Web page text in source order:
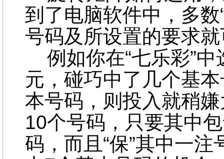
到了电脑软件中，多
号码及所设置的要求
例如你在“七乐彩”中
元，碰巧中了几个基
本号码，则投入就稍
10个号码，只要其中
码，而且“保”其中一